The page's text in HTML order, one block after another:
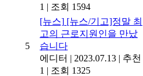
1 | 조회 1594
5
[뉴스] [뉴스/기고]정말 최
고의 근로지원인을 만났
습니다
에디터 | 2023.07.13 | 추천
1 | 조회 1325